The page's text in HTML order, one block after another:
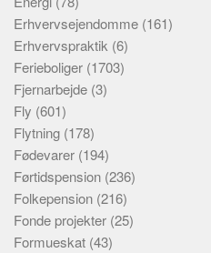
Erhvervsejendomme (161)
Erhvervspraktik (6)
Ferieboliger (1703)
Fjernarbejde (3)
Fly (601)
Flytning (178)
Fødevarer (194)
Førtidspension (236)
Folkepension (216)
Fonde projekter (25)
Formueskat (43)